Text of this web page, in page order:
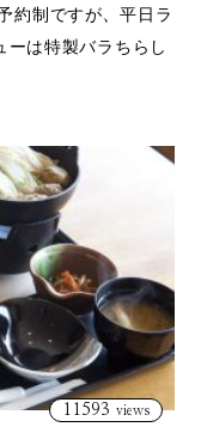
約制ですが、平日ラ
は特製バラちらし
11593 views